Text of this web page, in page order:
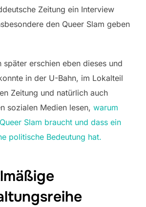
Zeitung ein Interview
den Queer Slam geben
später erschien eben dieses und
in der U-Bahn, im Lokalteil
Zeitung und natürlich auch
sozialen Medien lesen, warum
Slam braucht und dass ein
politische Bedeutung hat.